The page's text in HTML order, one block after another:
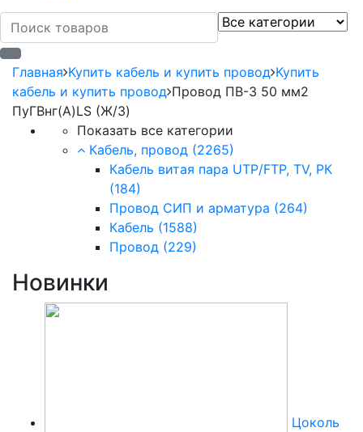
Главная Купить кабель и купить провод Купить
кабель и купить провод Провод ПВ-3 50 мм2
ПуГВнг(А)LS (Ж/З)
Показать все категории
Кабель, провод (2265)
Кабель витая пара UTP/FTP, TV, РК
(184)
Провод СИП и арматура (264)
Кабель (1588)
Провод (229)
Новинки
Цоколь